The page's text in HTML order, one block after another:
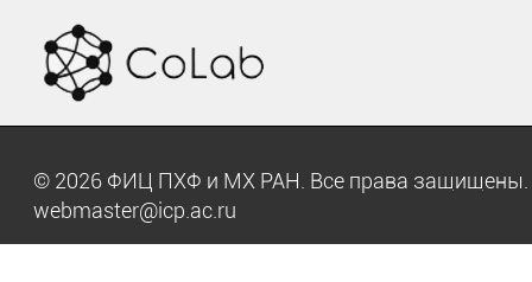
© 2026 ФИЦ ПХФ и МХ РАН. Все права
webmaster@icp.ac.ru